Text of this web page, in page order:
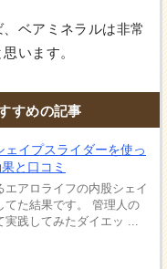
ベアミネラルは非常
います。
すめの記事
ェイプスライダーを使っ
と口コミ
アロライフの内股シェイ
てた結果です。 管理人の
実践してみたダイエッ ...